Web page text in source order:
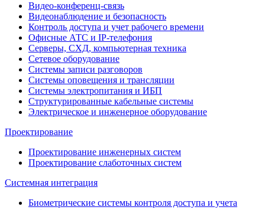
Видео-конференц-связь
Видеонаблюдение и безопасность
Контроль доступа и учет рабочего времени
Офисные АТС и IP-телефония
Серверы, СХД, компьютерная техника
Сетевое оборудование
Системы записи разговоров
Системы оповещения и трансляции
Системы электропитания и ИБП
Структурированные кабельные системы
Электрическое и инженерное оборудование
Проектирование
Проектирование инженерных систем
Проектирование слаботочных систем
Системная интеграция
Биометрические системы контроля доступа и учета